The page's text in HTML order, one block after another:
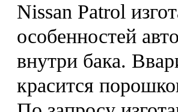
Nissan Patrol
особенностей
внутри бака.
красится